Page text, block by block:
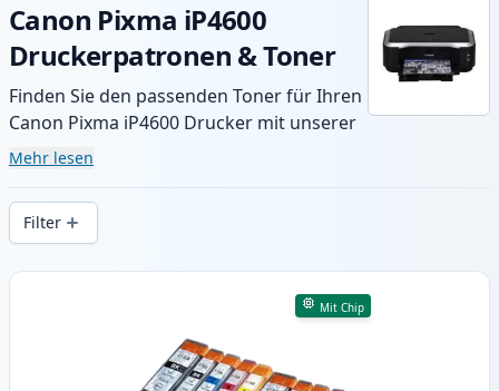
Canon Pixma iP4600
Druckerpatronen & Toner
Finden Sie den passenden Toner für Ihren
Canon Pixma iP4600 Drucker mit unserer
Auswahl an kompatiblen und XL-Patronen.
Druckqualität und schnellem Versand aus
lokalem Lager in .
Mehr lesen
Filter
Produkte
Mit Chip